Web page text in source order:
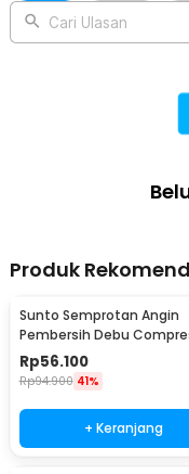
Rincian yang Anda
1 x TaffHOME
Cari Ulasan
Produk
Sunto Semprotan Angin
Pembersih Debu
Air Duster 400ml - ST1003
Rp56.100
Rp94.900 41%
+ Keranjang